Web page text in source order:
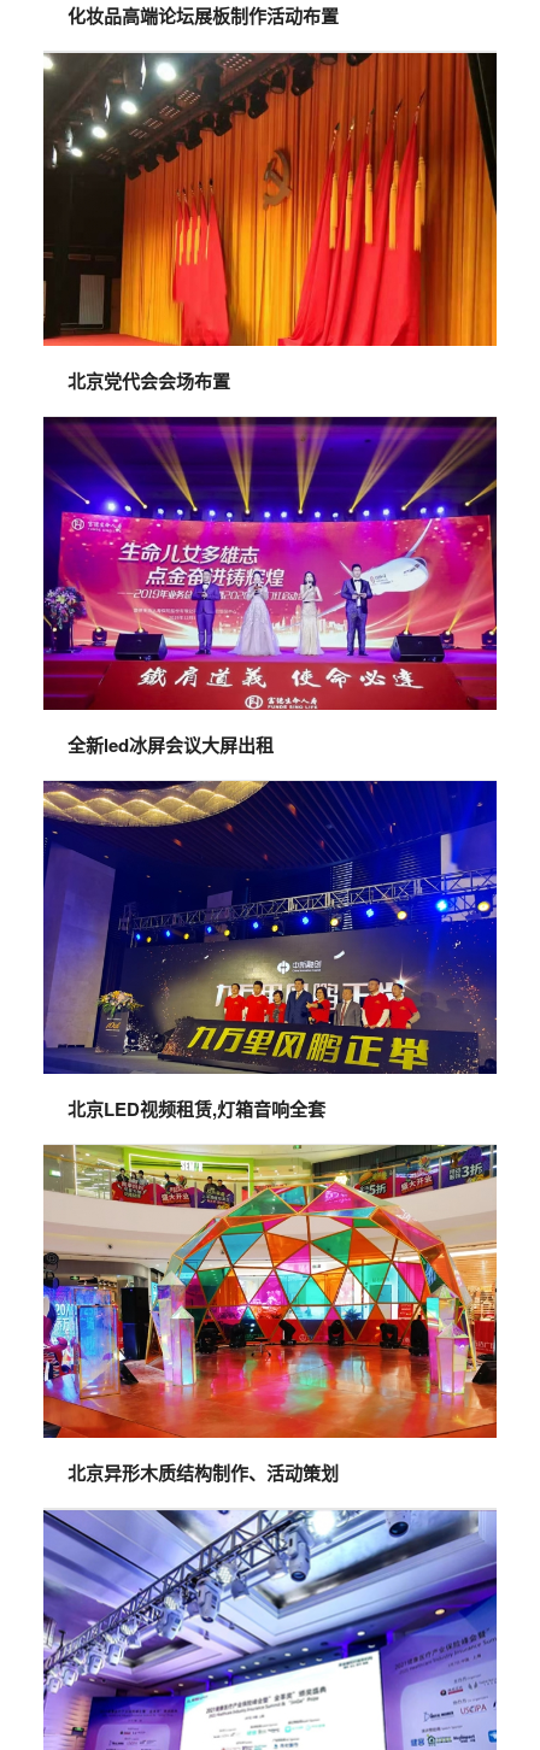
化妆品高端论坛展板制作活动布置
北京党代会会场布置
全新led冰屏会议大屏出租
北京LED视频租赁,灯箱音响全套
北京异形木质结构制作、活动策划